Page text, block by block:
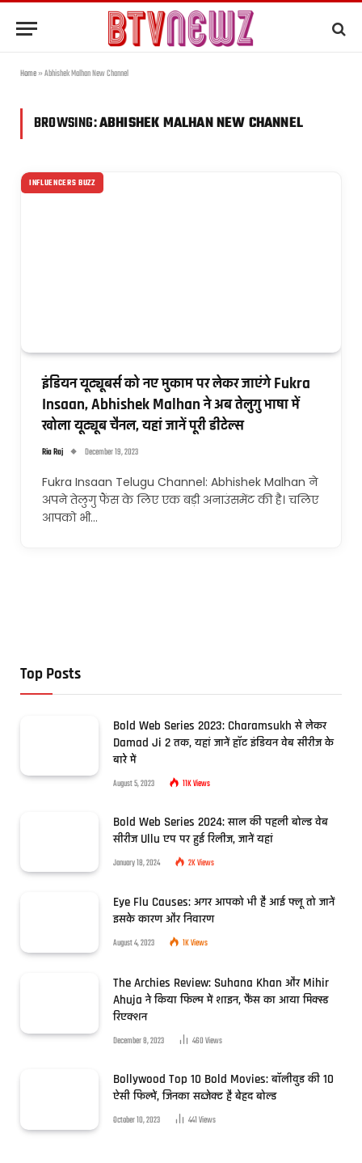
Home»Abhishek Malhan New Channel
BROWSING:ABHISHEK MALHAN NEW CHANNEL
INFLUENCERS BUZZ
इंडियन यूट्यूबर्स को नए मुकाम पर लेकर जाएंगे Fukra
Insaan, Abhishek Malhan ने अब तेलुगु भाषा में
खोला यूट्यूब चैनल, यहां जानें पूरी डीटेल्स
Ria Raj December 19, 2023
Fukra Insaan Telugu Channel: Abhishek Malhan ने
अपने तेलुगु फैंस के लिए एक बड़ी अनाउंसमेंट की है। चलिए
आपको भी…
Top Posts
Bold Web Series 2023: Charamsukh से लेकर
Damad Ji 2 तक, यहां जानें हॉट इंडियन वेब सीरीज के
बारे में
August 5, 2023 11KViews
Bold Web Series 2024: साल की पहली बोल्ड वेब
सीरीज Ullu एप पर हुई रिलीज, जानें यहां
January 18, 2024 2KViews
Eye Flu Causes: अगर आपको भी है आई फ्लू तो जानें
इसके कारण और निवारण
August 4, 2023 1KViews
The Archies Review: Suhana Khan और Mihir
Ahuja ने किया फिल्म में शाइन, फैंस का आया मिक्स्ड
रिएक्शन
December 8, 2023 460Views
Bollywood Top 10 Bold Movies: बॉलीवुड की 10
ऐसी फिल्में, जिनका सब्जेक्ट है बेहद बोल्ड
October 10, 2023 441Views